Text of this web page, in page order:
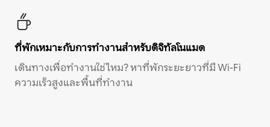
ที่พักเหมาะกับการทำงานสำหรับดิจิทัลโนแมด
เดินทางเพื่อทำงานใช่ไหม? หาที่พักระยะยาวที่มี Wi-Fi
ความเร็วสูงและพื้นที่ทำงาน